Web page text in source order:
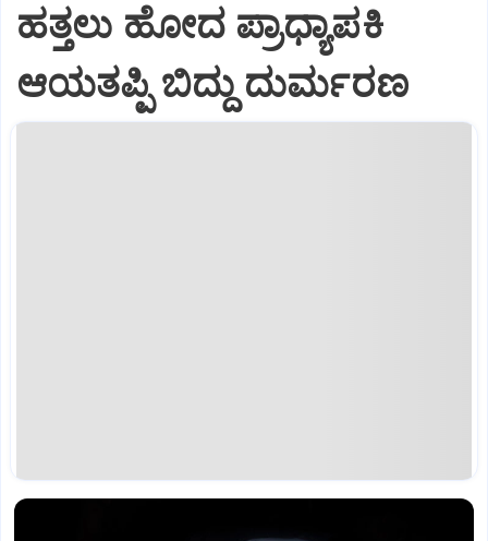
ಹತ್ತಲು ಹೋದ ಪ್ರಾಧ್ಯಾಪಕಿ
ಆಯತಪ್ಪಿ ಬಿದ್ದು ದುರ್ಮರಣ